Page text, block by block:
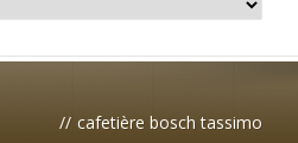
// cafetière bosch tassimo